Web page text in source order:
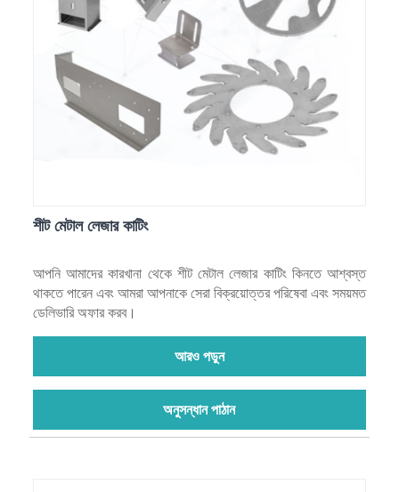
শীট মেটাল লেজার কাটিং
আপনি আমাদের কারখানা থেকে শীট মেটাল লেজার কাটিং কিনতে আশ্বস্ত
থাকতে পারেন এবং আমরা আপনাকে সেরা বিক্রয়োত্তর পরিষেবা এবং সময়মত
ডেলিভারি অফার করব।
আরও পড়ুন
অনুসন্ধান পাঠান